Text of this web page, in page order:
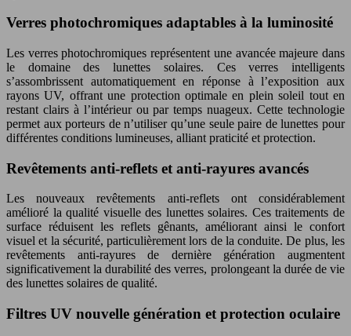
Verres photochromiques adaptables à la luminosité
Les verres photochromiques représentent une avancée majeure dans
le domaine des lunettes solaires. Ces verres intelligents
s’assombrissent automatiquement en réponse à l’exposition aux
rayons UV, offrant une protection optimale en plein soleil tout en
restant clairs à l’intérieur ou par temps nuageux. Cette technologie
permet aux porteurs de n’utiliser qu’une seule paire de lunettes pour
différentes conditions lumineuses, alliant praticité et protection.
Revêtements anti-reflets et anti-rayures avancés
Les nouveaux revêtements anti-reflets ont considérablement
amélioré la qualité visuelle des lunettes solaires. Ces traitements de
surface réduisent les reflets gênants, améliorant ainsi le confort
visuel et la sécurité, particulièrement lors de la conduite. De plus, les
revêtements anti-rayures de dernière génération augmentent
significativement la durabilité des verres, prolongeant la durée de vie
des lunettes solaires de qualité.
Filtres UV nouvelle génération et protection oculaire